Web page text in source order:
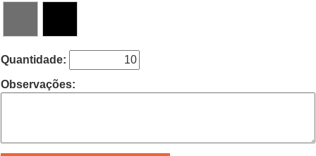
Quantidade:
Observações: